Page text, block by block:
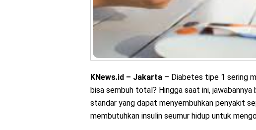
KNews.id – Jakarta – Diabetes tipe 1 sering
bisa sembuh total? Hingga saat ini,
standar yang dapat menyembuhkan penyakit
membutuhkan insulin seumur hidup untuk